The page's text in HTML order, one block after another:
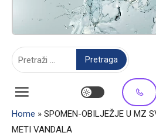
Home » SPOMEN-OBILJEŽJE U MZ
METI VANDALA